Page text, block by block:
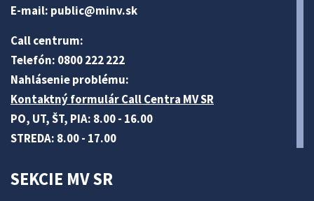
E-mail: public@minv.sk
Call centrum:
Telefón: 0800 222 222
Nahlásenie problému:
Kontaktný formulár Call Centra MV SR
PO, UT, ŠT, PIA: 8.00 - 16.00
STREDA: 8.00 - 17.00
SEKCIE MV SR